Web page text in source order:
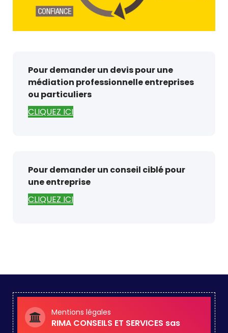
Pour demander un devis pour une
médiation professionnelle entreprises
ou particuliers
CLIQUEZ ICI
Pour demander un conseil ciblé pour
une entreprise
CLIQUEZ ICI
Mentions légales
RIMA CONSEILS ET SERVICES sas